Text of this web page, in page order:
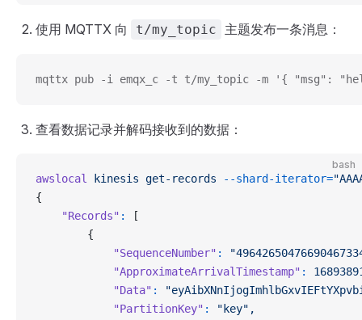
使用 MQTTX 向 t/my_topic 主题发布一条消息：
mqttx pub -i emqx_c -t t/my_topic -m '{ "msg":
查看数据记录并解码接收到的数据：
bash
awslocal kinesis get-records --shard-iterator=
{
    "Records"
:
[
        {
            "SequenceNumber"
:
            "ApproximateArrivalTimestamp"
:
            "Data"
:
            "PartitionKey"
:
"key",